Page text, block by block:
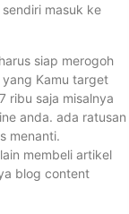
masuk ke
siap merogoh
Kamu target
ribu saja misalnya
anda. ada ratusan
menanti.
membeli artikel
blog content